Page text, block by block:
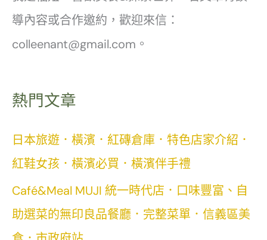
導內容或合作邀約，歡迎來信：
colleenant@gmail.com。
熱門文章
日本旅遊．橫濱．紅磚倉庫．特色店家介紹．
紅鞋女孩．橫濱必買．橫濱伴手禮
Café&Meal MUJI 統一時代店．口味豐富、自
助選菜的無印良品餐廳．完整菜單．信義區美